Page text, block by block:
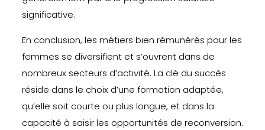
significative.
En conclusion, les métiers bien rémunérés pour les
femmes se diversifient et s’ouvrent dans de
nombreux secteurs d’activité. La clé du succès
réside dans le choix d’une formation adaptée,
qu’elle soit courte ou plus longue, et dans la
capacité à saisir les opportunités de reconversion.